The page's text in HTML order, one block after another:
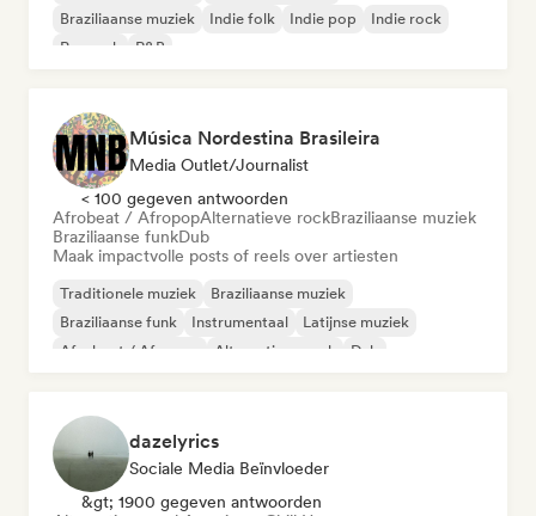
Braziliaanse muziek
Indie folk Indie pop
Indie rock
Poprock
R&B
Música Nordestina Brasileira
Media Outlet/Journalist
< 100 gegeven antwoorden
Afrobeat / AfropopAlternatieve rockBraziliaanse muziek
Braziliaanse funkDub
Maak impactvolle posts of reels over artiesten
Traditionele muziek
Braziliaanse muziek
Braziliaanse funk
Instrumentaal
Latijnse muziek
Afrobeat / Afropop
Alternatieve rock Dub
dazelyrics
Sociale Media Beïnvloeder
&gt; 1900 gegeven antwoorden